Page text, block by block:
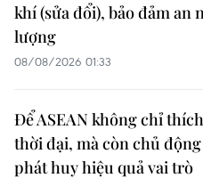
khí (sửa đổi), bảo đảm an
lượng
08/08/2026 01:33
Để ASEAN không chỉ
thời đại, mà còn chủ
phát huy hiệu quả vai trò